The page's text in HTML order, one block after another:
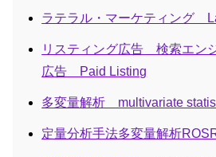
ラテラル・マーケティング
リスティング広告 検索エン
広告 Paid Listing
多変量解析 multivariate
定量分析手法多変量解析